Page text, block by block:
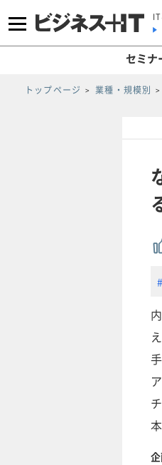
セミナ
トップページ 業種・規模別